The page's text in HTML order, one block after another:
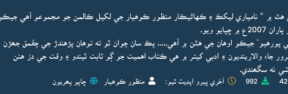
۾ “ نامياري ليکڪ ۽ ڪهاڻيڪار منظور ڪوهيار جي لکيل ڪالمن جو مجموعو آهي جيڪو
ويو.
پورهيو‘ جيڪو اوهان جي هٿن ۾ آهي..... پڪ سان چوان ٿو ته توهان پڙهندڙ جي چقمق جھڙن
جاءِ والارينديون ۽ ادبي کيتر ۾ هي ڪتاب اهميت جو ڳو ثابت ٿيندو ۽ وقت جي دز هنن
نه سگھندي.
992 آخري ڀيرو اپڊيٽ ٿيو: منظور ڪوهيار ڇاپو پھريون